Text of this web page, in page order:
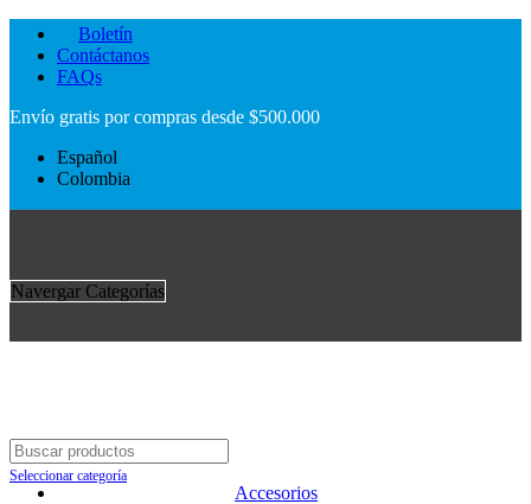
Boletín
Contáctanos
FAQs
Envío gratis por compras desde $500.000
Español
Colombia
Seleccionar categoría
Navergar Categorías
Accesorios
Clic para agrandar